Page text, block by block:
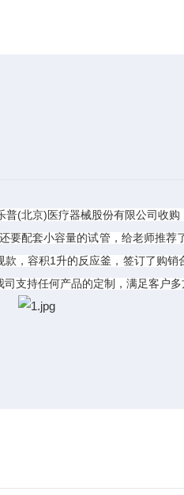
普(北京) 医疗器械股份有限公司收
要配套小容量的试管，给老师推荐
款，容积1升的反应釜，签订了购销
支持任何产品的定制，满足客户多